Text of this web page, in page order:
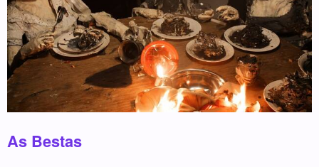
As Bestas